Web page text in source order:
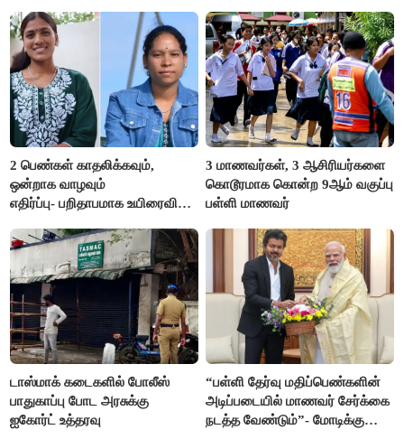
2 பெண்கள் காதலிக்கவும்,
ஒன்றாக வாழவும்
எதிர்ப்பு- பறிதாபமாக உயிரைவிட்ட
3 மாணவர்கள், 3 ஆசிரியர்களை
கொடூரமாக கொன்ற 9ஆம் வகுப்பு
பள்ளி மாணவர்
டாஸ்மாக் கடைகளில் போலீஸ்
பாதுகாப்பு போட அரசுக்கு
ஐகோர்ட் உத்தரவு
“பள்ளி தேர்வு மதிப்பெண்களின்
அடிப்படையில் மாணவர் சேர்க்கை
நடத்த வேண்டும்”- மோடிக்கு